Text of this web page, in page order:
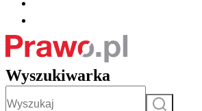
Wyszukiwarka
Szukaj